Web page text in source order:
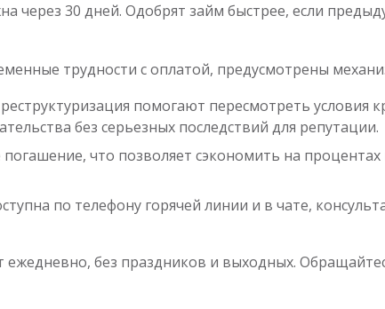
через 30 дней. Одобрят займ быстрее, если
трудности с оплатой, предусмотрены
помогают пересмотреть условия
без серьезных последствий для репутации.
что позволяет сэкономить на
по телефону горячей линии и в чате,
без праздников и выходных.